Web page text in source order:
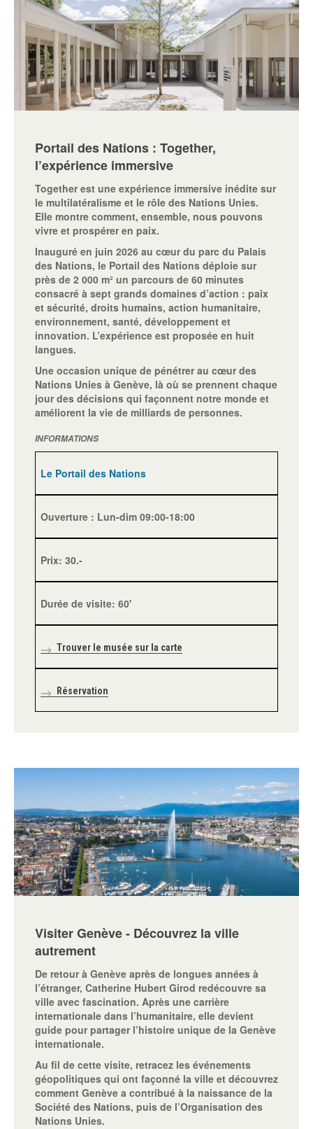
Portail des Nations : Together,
l’expérience immersive
Together est une expérience immersive inédite sur
le multilatéralisme et le rôle des Nations Unies.
Elle montre comment, ensemble, nous pouvons
vivre et prospérer en paix.
Inauguré en juin 2026 au cœur du parc du Palais
des Nations, le Portail des Nations déploie sur
près de 2 000 m² un parcours de 60 minutes
consacré à sept grands domaines d’action : paix
et sécurité, droits humains, action humanitaire,
environnement, santé, développement et
innovation. L’expérience est proposée en huit
langues.
Une occasion unique de pénétrer au cœur des
Nations Unies à Genève, là où se prennent chaque
jour des décisions qui façonnent notre monde et
améliorent la vie de milliards de personnes.
INFORMATIONS
Le Portail des Nations
Ouverture : Lun-dim 09:00-18:00
Prix: 30.-
Durée de visite: 60'
Trouver le musée sur la carte
Réservation
Visiter Genève - Découvrez la ville
autrement
De retour à Genève après de longues années à
l’étranger, Catherine Hubert Girod redécouvre sa
ville avec fascination. Après une carrière
internationale dans l’humanitaire, elle devient
guide pour partager l’histoire unique de la Genève
internationale.
Au fil de cette visite, retracez les événements
géopolitiques qui ont façonné la ville et découvrez
comment Genève a contribué à la naissance de la
Société des Nations, puis de l’Organisation des
Nations Unies.